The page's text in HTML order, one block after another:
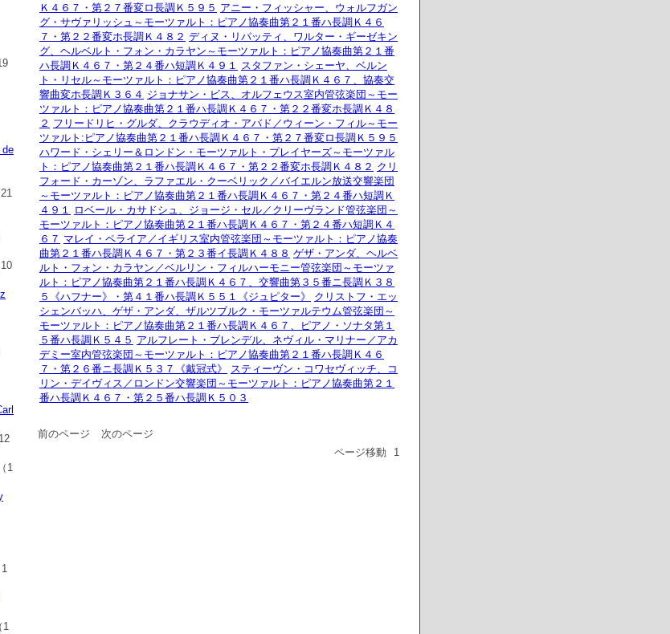
Ｋ４６７・第２７番変ロ長調Ｋ５９５ アニー・フィッシャー、ウォルフガン
グ・サヴァリッシュ～モーツァルト：ピアノ協奏曲第２１番ハ長調Ｋ４６
７・第２２番変ホ長調Ｋ４８２ ディヌ・リパッティ、ワルター・ギーゼキン
グ、ヘルベルト・フォン・カラヤン～モーツァルト：ピアノ協奏曲第２１番
ハ長調Ｋ４６７・第２４番ハ短調Ｋ４９１ スタファン・シェーヤ、ベルン
ト・リセル～モーツァルト：ピアノ協奏曲第２１番ハ長調Ｋ４６７、協奏交
響曲変ホ長調Ｋ３６４ ジョナサン・ビス、オルフェウス室内管弦楽団～モー
ツァルト：ピアノ協奏曲第２１番ハ長調Ｋ４６７・第２２番変ホ長調Ｋ４８
２ フリードリヒ・グルダ、クラウディオ・アバド／ウィーン・フィル～モー
ツァルト:ピアノ協奏曲第２１番ハ長調Ｋ４６７・第２７番変ロ長調Ｋ５９５
ハワード・シェリー＆ロンドン・モーツァルト・プレイヤーズ～モーツァル
ト：ピアノ協奏曲第２１番ハ長調Ｋ４６７・第２２番変ホ長調Ｋ４８２ クリ
フォード・カーゾン、ラファエル・クーベリック／バイエルン放送交響楽団
～モーツァルト：ピアノ協奏曲第２１番ハ長調Ｋ４６７・第２４番ハ短調Ｋ
４９１ ロベール・カサドシュ、ジョージ・セル／クリーヴランド管弦楽団～
モーツァルト：ピアノ協奏曲第２１番ハ長調Ｋ４６７・第２４番ハ短調Ｋ４
６７ マレイ・ペライア／イギリス室内管弦楽団～モーツァルト：ピアノ協奏
曲第２１番ハ長調Ｋ４６７・第２３番イ長調Ｋ４８８ ゲザ・アンダ、ヘルベ
ルト・フォン・カラヤン／ベルリン・フィルハーモニー管弦楽団～モーツァ
ルト：ピアノ協奏曲第２１番ハ長調Ｋ４６７、交響曲第３５番ニ長調Ｋ３８
５《ハフナー》・第４１番ハ長調Ｋ５５１《ジュピター》
クリストフ・エッ
シェンバッハ、ゲザ・アンダ、ザルツブルク・モーツァルテウム管弦楽団～
モーツァルト：ピアノ協奏曲第２１番ハ長調Ｋ４６７、ピアノ・ソナタ第１
５番ハ長調Ｋ５４５ アルフレート・ブレンデル、ネヴィル・マリナー／アカ
デミー室内管弦楽団～モーツァルト：ピアノ協奏曲第２１番ハ長調Ｋ４６
７・第２６番ニ長調Ｋ５３７《戴冠式》
スティーヴン・コワセヴィッチ、コ
リン・デイヴィス／ロンドン交響楽団～モーツァルト：ピアノ協奏曲第２１
番ハ長調Ｋ４６７・第２５番ハ長調Ｋ５０３
前のページ
次のページ
ページ移動
1
21
10
（1
1
1